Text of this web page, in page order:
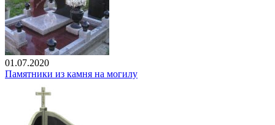
01.07.2020
Памятники из камня на могилу